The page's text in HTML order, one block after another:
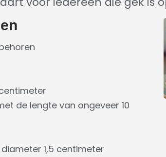
de lengte van ongeveer 10
1,5 centimeter